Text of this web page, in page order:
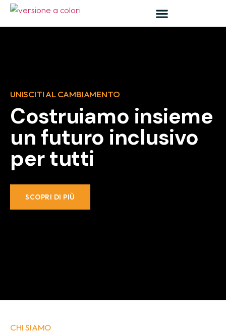
UNISCITI AL CAMBIAMENTO
Costruiamo insieme
un futuro inclusivo
per tutti
SCOPRI DI PIÙ
CHI SIAMO